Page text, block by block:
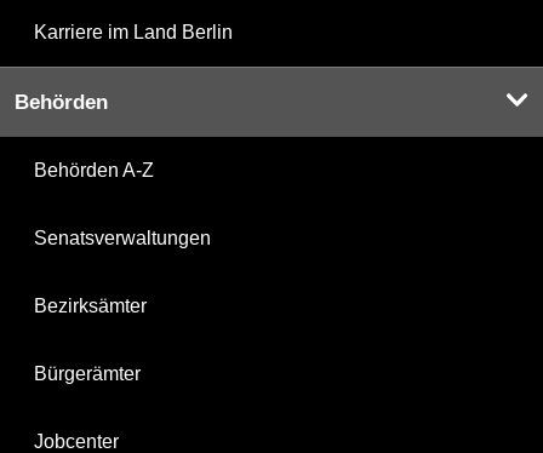
Karriere im Land Berlin
Behörden
Behörden A-Z
Senatsverwaltungen
Bezirksämter
Bürgerämter
Jobcenter